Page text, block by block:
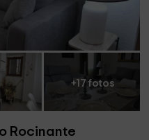
+17 fotos
Rocinante